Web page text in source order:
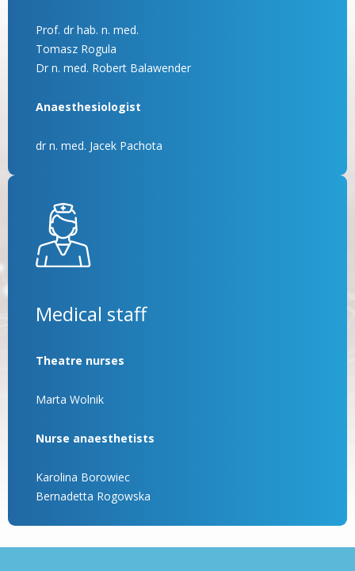
Prof. dr hab. n. med.
Tomasz Rogula
Dr n. med. Robert Balawender
Anaesthesiologist
dr n. med. Jacek Pachota
Medical staff
Theatre nurses
Marta Wolnik
Nurse anaesthetists
Karolina Borowiec
Bernadetta Rogowska